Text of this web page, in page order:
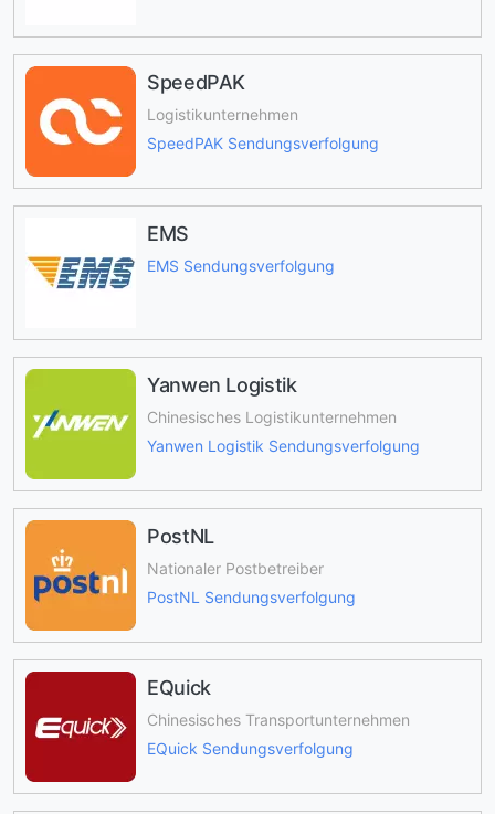
SpeedPAK
Logistikunternehmen
SpeedPAK Sendungsverfolgung
EMS
EMS Sendungsverfolgung
Yanwen Logistik
Chinesisches Logistikunternehmen
Yanwen Logistik Sendungsverfolgung
PostNL
Nationaler Postbetreiber
PostNL Sendungsverfolgung
EQuick
Chinesisches Transportunternehmen
EQuick Sendungsverfolgung